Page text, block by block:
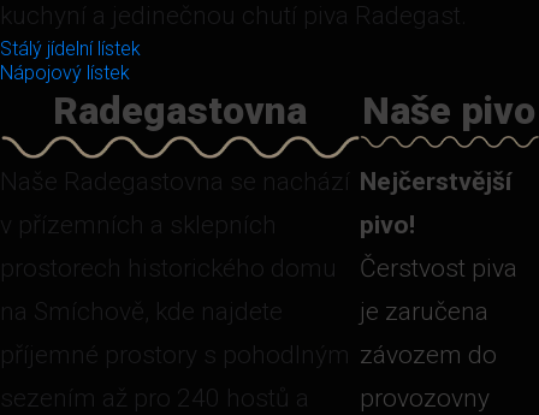
kuchyní a jedinečnou chutí piva Radegast.
Stálý jídelní lístek
Nápojový lístek
Radegastovna
Naše Radegastovna se nachází
v přízemních a sklepních
prostorech historického domu
na Smíchově, kde najdete
příjemné prostory s pohodlným
sezením až pro 240 hostů a
Naše pivo
Nejčerstvější
pivo!
Čerstvost piva
je zaručena
závozem do
provozovny